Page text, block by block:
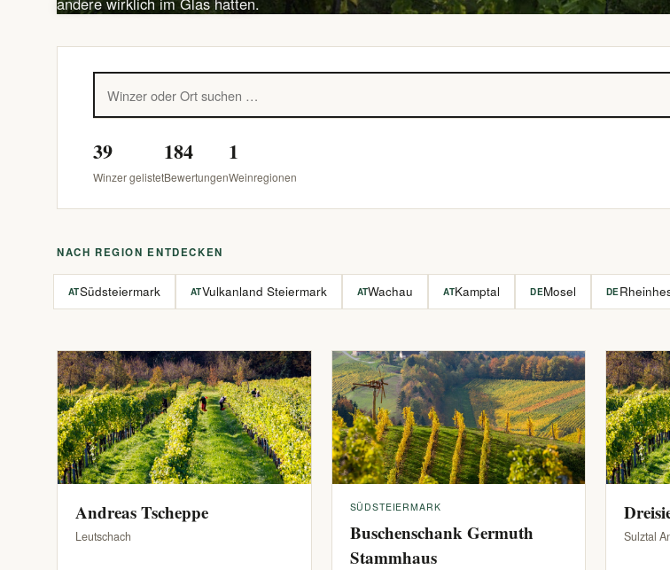
39
Winzer gelistet
184
Bewertungen
1
Weinregionen
NACH REGION ENTDECKEN
ATSüdsteiermark ATVulkanland Steiermark ATWachau ATKamptal DEMosel DE
Andreas Tscheppe
Leutschach
SÜDSTEIERMARK
Buschenschank Germuth
Stammhaus
Sulztal